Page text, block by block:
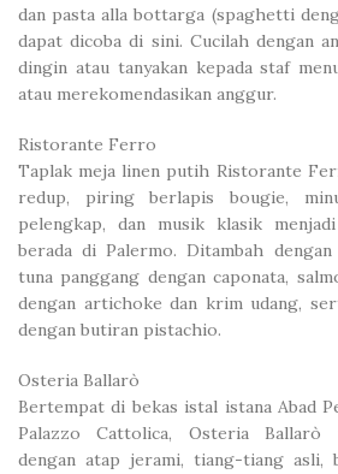
dan pasta alla bottarga (spaghetti
dapat dicoba di sini. Cucilah dengan
dingin atau tanyakan kepada staf
atau merekomendasikan anggur.
Ristorante Ferro
Taplak meja linen putih Ristorante
redup, piring berlapis bougie,
pelengkap, dan musik klasik
berada di Palermo. Ditambah
tuna panggang dengan caponata,
dengan artichoke dan krim udang,
dengan butiran pistachio.
Osteria Ballarò
Bertempat di bekas istal istana Abad
Palazzo Cattolica, Osteria Ballarò
dengan atap jerami, tiang-tiang asli,